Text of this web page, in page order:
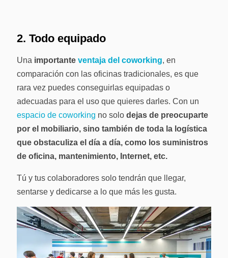
2. Todo equipado
Una importante ventaja del coworking, en
comparación con las oficinas tradicionales, es que
rara vez puedes conseguirlas equipadas o
adecuadas para el uso que quieres darles. Con un
espacio de coworking no solo dejas de preocuparte
por el mobiliario, sino también de toda la logística
que obstaculiza el día a día, como los suministros
de oficina, mantenimiento, Internet, etc.
Tú y tus colaboradores solo tendrán que llegar,
sentarse y dedicarse a lo que más les gusta.